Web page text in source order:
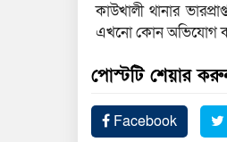
কাউখালী থানার
এখনো কোন অভিযোগ
পোস্টটি শেয়ার
Facebook